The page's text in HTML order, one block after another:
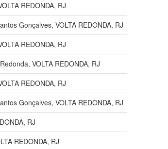
REDONDA, RJ
Gonçalves, VOLTA REDONDA, RJ
REDONDA, RJ
VOLTA REDONDA, RJ
REDONDA, RJ
Gonçalves, VOLTA REDONDA, RJ
RJ
REDONDA, RJ